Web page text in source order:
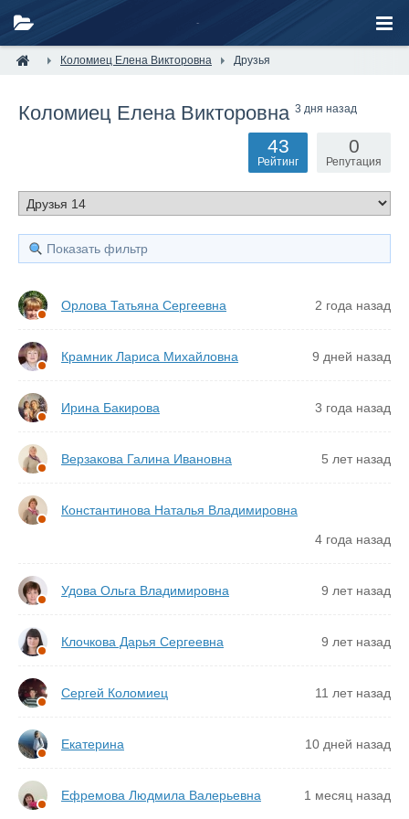
Коломиец Елена Викторовна Друзья
Коломиец Елена Викторовна 3 дня назад
0
Репутация
43
Рейтинг
Показать фильтр
Орлова Татьяна Сергеевна 2 года назад
Крамник Лариса Михайловна 9 дней назад
Ирина Бакирова 3 года назад
Верзакова Галина Ивановна 5 лет назад
Константинова Наталья Владимировна
4 года назад
Удова Ольга Владимировна 9 лет назад
Клочкова Дарья Сергеевна 9 лет назад
Сергей Коломиец 11 лет назад
Екатерина 10 дней назад
Ефремова Людмила Валерьевна 1 месяц назад